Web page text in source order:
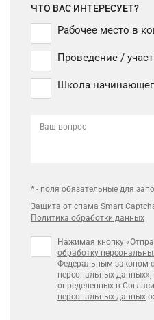
ЧТО ВАС ИНТЕРЕСУЕТ?
Рабочее место в
Проведение /
Школа
Ваш вопрос
* - поля обязательные для
Защита от спама Smart
Политика обработки данных
Нажимая кнопку
обработку
Федеральным законом
персональных данных»,
определенных в
персональных данных